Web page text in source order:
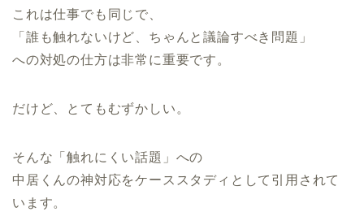
これは仕事でも同じで、
「誰も触れないけど、ちゃんと議論すべき問題」
への対処の仕方は非常に重要です。
だけど、とてもむずかしい。
そんな「触れにくい話題」への
中居くんの神対応をケーススタディとして引用されて
います。